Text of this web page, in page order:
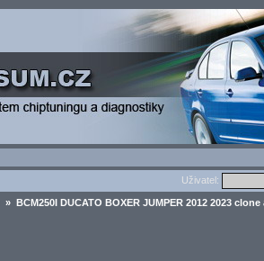
Uživatel:
» BCM250I DUCATO BOXER JUMPER 2012 2023